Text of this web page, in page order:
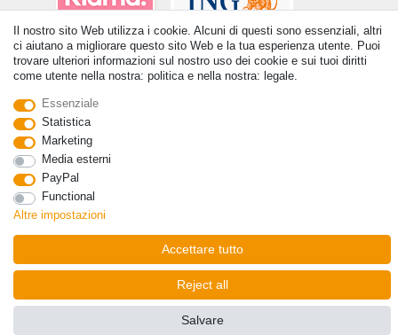
Il nostro sito Web utilizza i cookie. Alcuni di questi sono essenziali, altri
ci aiutano a migliorare questo sito Web e la tua esperienza utente. Puoi
trovare ulteriori informazioni sul nostro uso dei cookie e sui tuoi diritti
come utente nella nostra: politica e nella nostra: legale.
Essenziale
Statistica
Marketing
Media esterni
PayPal
Functional
Altre impostazioni
Accettare tutto
Reject all
Salvare
© Copyright 2026 | Tutti i diritti riservati. - Tutti i diritti riservati. Prezzi
Withdraw from contract here